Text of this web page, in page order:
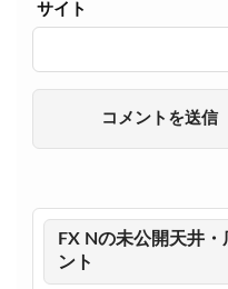
サイト
FX Nの未公開天井
ント